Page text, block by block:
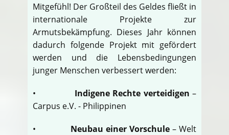
Mitgefühl! Der Großteil des Geldes fließt in
internationale Projekte zur
Armutsbekämpfung. Dieses Jahr können
dadurch folgende Projekt mit gefördert
werden und die Lebensbedingungen
junger Menschen verbessert werden:
• Indigene Rechte verteidigen –
Carpus e.V. - Philippinen
• Neubau einer Vorschule – Welt